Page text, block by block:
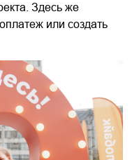
Здесь же
или создать